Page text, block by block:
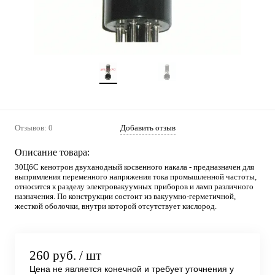
Отзывов: 0 Добавить отзыв
Описание товара:
30Ц6С кенотрон двуханодный косвенного накала - предназначен для
выпрямления переменного напряжения тока промышленной частоты,
относится к разделу электровакуумных приборов и ламп различного
назначения. По конструкции состоит из вакуумно-герметичной,
жесткой оболочки, внутри которой отсутствует кислород.
260 руб. / шт
Цена не является конечной и требует уточнения у